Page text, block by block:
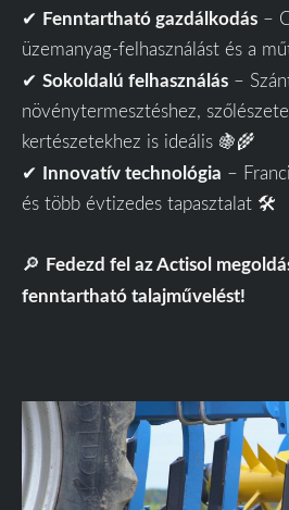
✔ Fenntartható gazdálkodás –
üzemanyag-felhasználást és a
✔ Sokoldalú felhasználás –
növénytermesztéshez,
kertészetekhez is ideális 🍇🌾
✔ Innovatív technológia –
és több évtizedes tapasztalat 🛠
🔎 Fedezd fel az Actisol
fenntartható talajművelést!